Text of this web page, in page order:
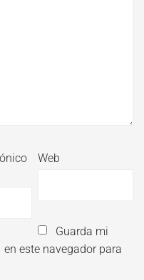
Web
Guarda mi
este navegador para